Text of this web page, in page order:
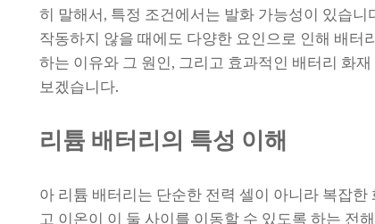
히 말해서, 특정 조건에서는 발화 가능성이 있습
작동하지 않을 때에도 다양한 요인으로 인해 배터
하는 이유와 그 원인, 그리고 효과적인 배터리 화
보겠습니다.
리튬 배터리의 특성 이해
아 리튬 배터리는 단순한 전력 셀이 아니라 복잡
고 이온이 이 둘 사이를 이동할 수 있도록 하는 전